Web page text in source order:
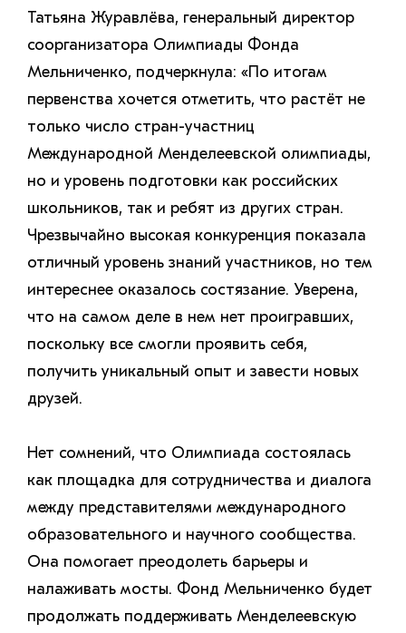
Татьяна Журавлёва, генеральный директор
соорганизатора Олимпиады Фонда
Мельниченко, подчеркнула: «По итогам
первенства хочется отметить, что растёт не
только число стран-участниц
Международной Менделеевской олимпиады,
но и уровень подготовки как российских
школьников, так и ребят из других стран.
Чрезвычайно высокая конкуренция показала
отличный уровень знаний участников, но тем
интереснее оказалось состязание. Уверена,
что на самом деле в нем нет проигравших,
поскольку все смогли проявить себя,
получить уникальный опыт и завести новых
друзей.
Нет сомнений, что Олимпиада состоялась
как площадка для сотрудничества и диалога
между представителями международного
образовательного и научного сообщества.
Она помогает преодолеть барьеры и
налаживать мосты. Фонд Мельниченко будет
продолжать поддерживать Менделеевскую